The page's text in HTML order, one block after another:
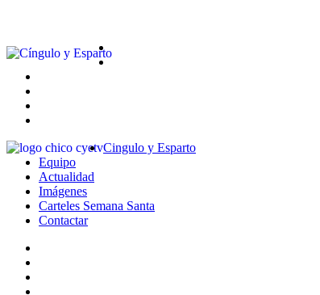
Cingulo y Esparto
Equipo
Actualidad
Imágenes
Carteles Semana Santa
Contactar